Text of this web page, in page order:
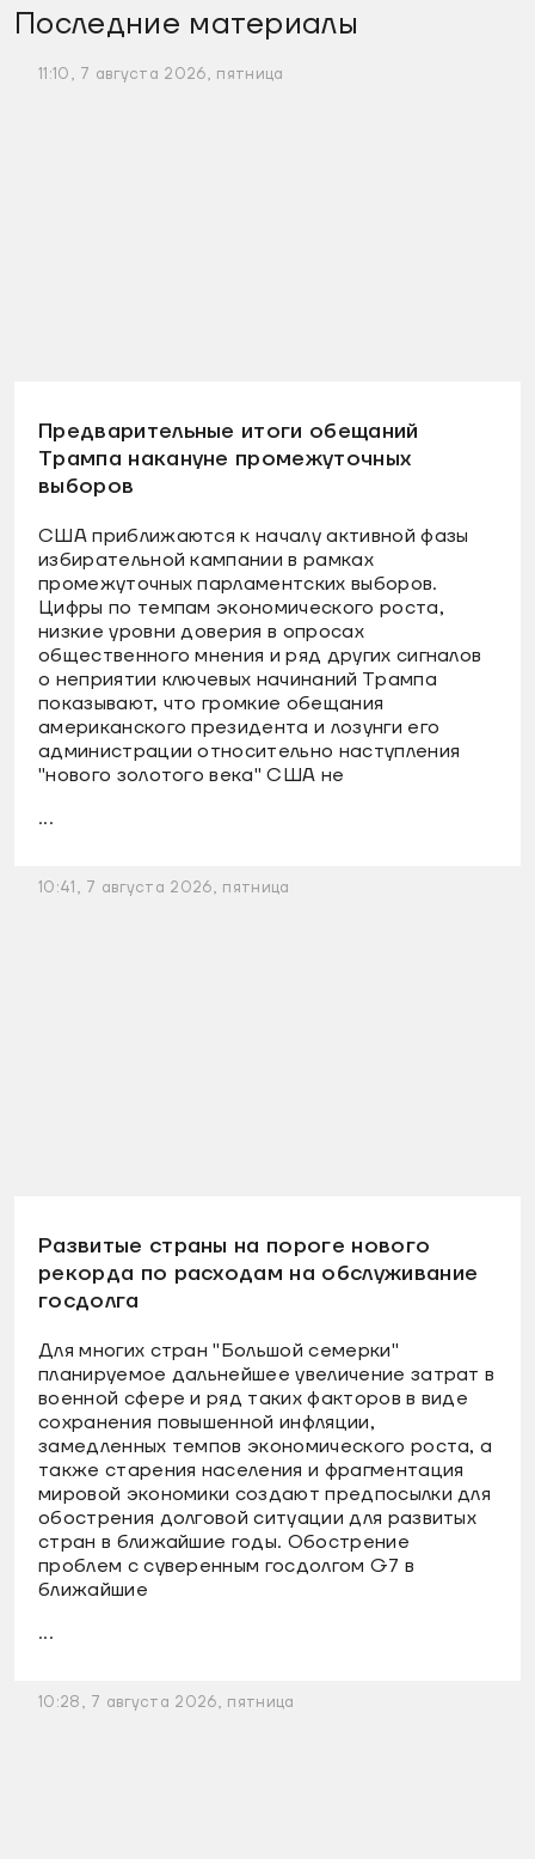
Последние материалы
11:10, 7 августа 2026, пятница
Предварительные итоги обещаний
Трампа накануне промежуточных
выборов
США приближаются к началу активной фазы
избирательной кампании в рамках
промежуточных парламентских выборов.
Цифры по темпам экономического роста,
низкие уровни доверия в опросах
общественного мнения и ряд других сигналов
о неприятии ключевых начинаний Трампа
показывают, что громкие обещания
американского президента и лозунги его
администрации относительно наступления
"нового золотого века" США не
...
10:41, 7 августа 2026, пятница
Развитые страны на пороге нового
рекорда по расходам на обслуживание
госдолга
Для многих стран "Большой семерки"
планируемое дальнейшее увеличение затрат в
военной сфере и ряд таких факторов в виде
сохранения повышенной инфляции,
замедленных темпов экономического роста, а
также старения населения и фрагментация
мировой экономики создают предпосылки для
обострения долговой ситуации для развитых
стран в ближайшие годы. Обострение
проблем с суверенным госдолгом G7 в
ближайшие
...
10:28, 7 августа 2026, пятница